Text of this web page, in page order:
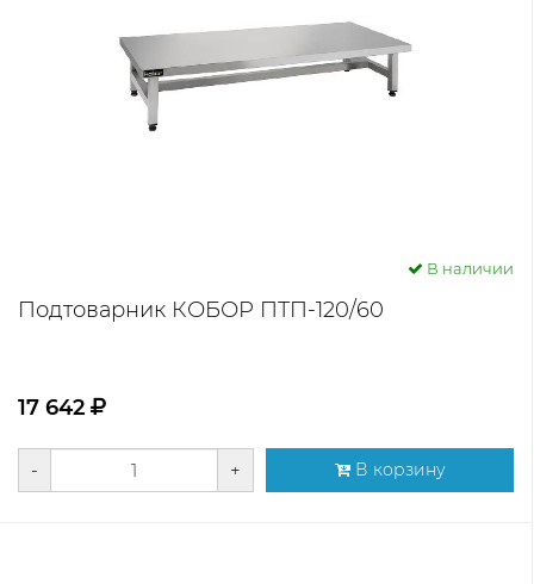
В наличии
Подтоварник КОБОР ПТП-120/60
17 642
- + В корзину